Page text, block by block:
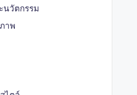
นวัตกรรม
าพ